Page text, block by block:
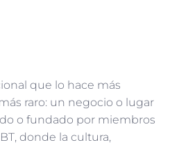
que lo hace más
raro: un negocio o lugar
o fundado por miembros
donde la cultura,